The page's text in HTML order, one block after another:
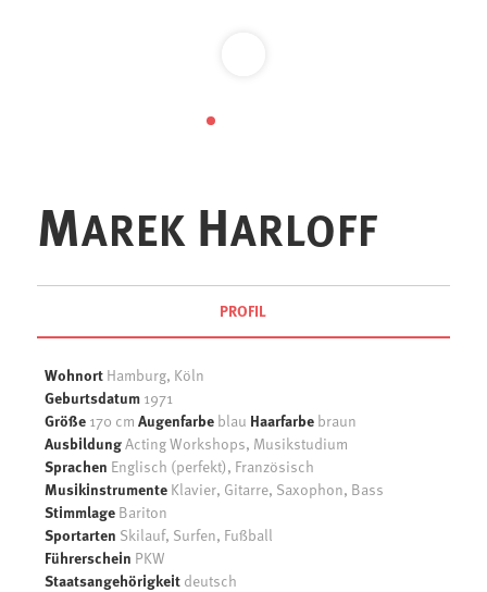
MAREK HARLOFF
PROFIL
WohnortHamburg, Köln
Geburtsdatum1971
Größe170 cm Augenfarbe blau Haarfarbebraun
AusbildungActing Workshops, Musikstudium
Sprachen Englisch (perfekt), Französisch
MusikinstrumenteKlavier, Gitarre, Saxophon, Bass
StimmlageBariton
Sportarten Skilauf, Surfen, Fußball
Führerschein PKW
Staatsangehörigkeitdeutsch